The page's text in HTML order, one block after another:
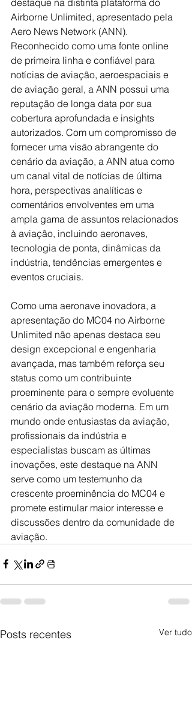
Airborne Unlimited, apresentado pela
Aero News Network (ANN).
Reconhecido como uma fonte online
de primeira linha e confiável para
notícias de aviação, aeroespaciais e
de aviação geral, a ANN possui uma
reputação de longa data por sua
cobertura aprofundada e insights
autorizados. Com um compromisso de
fornecer uma visão abrangente do
cenário da aviação, a ANN atua como
um canal vital de notícias de última
hora, perspectivas analíticas e
comentários envolventes em uma
ampla gama de assuntos relacionados
à aviação, incluindo aeronaves,
tecnologia de ponta, dinâmicas da
indústria, tendências emergentes e
eventos cruciais.
Como uma aeronave inovadora, a
apresentação do MC04 no Airborne
Unlimited não apenas destaca seu
design excepcional e engenharia
avançada, mas também reforça seu
status como um contribuinte
proeminente para o sempre evoluente
cenário da aviação moderna. Em um
mundo onde entusiastas da aviação,
profissionais da indústria e
especialistas buscam as últimas
inovações, este destaque na ANN
serve como um testemunho da
crescente proeminência do MC04 e
promete estimular maior interesse e
discussões dentro da comunidade de
aviação.
Posts recentes Ver tudo